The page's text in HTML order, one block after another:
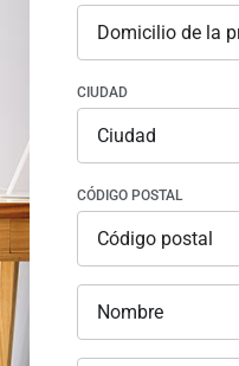
CIUDAD
CÓDIGO POSTAL